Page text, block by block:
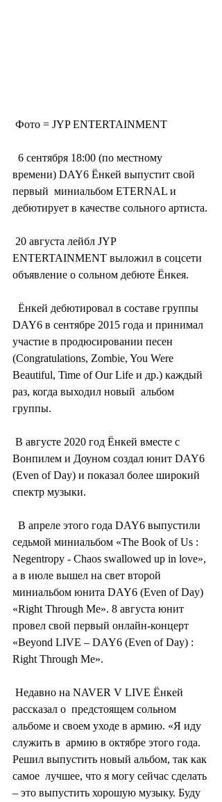
Фото = JYP ENTERTAINMENT
времени) DAY6 Ёнкей выпустит свой
первый  миниальбом ETERNAL и
дебютирует в качестве сольного артиста.
ENTERTAINMENT выложил в соцсети
объявление о сольном дебюте Ёнкея.
DAY6 в сентябре 2015 года и принимал
участие в продюсировании песен
(Congratulations, Zombie, You Were
Beautiful, Time of Our Life и др.) каждый
раз, когда выходил новый  альбом
группы.
Вонпилем и Доуном создал юнит DAY6
(Even of Day) и показал более широкий
спектр музыки.
седьмой миниальбом «The Book of Us :
Negentropy - Chaos swallowed up in love»,
а в июле вышел на свет второй
миниальбом юнита DAY6 (Even of Day)
«Right Through Me». 8 августа юнит
провел свой первый онлайн-концерт
«Beyond LIVE – DAY6 (Even of Day) :
Right Through Me».
рассказал о  предстоящем сольном
альбоме и своем уходе в армию. «Я иду
служить в  армию в октябре этого года.
Решил выпустить новый альбом, так как
самое  лучшее, что я могу сейчас сделать
– это выпустить хорошую музыку. Буду